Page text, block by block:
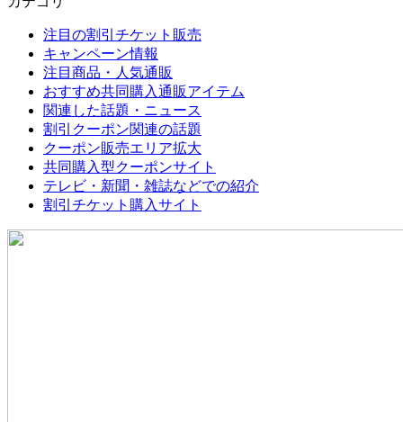
注目の割引チケット販売
キャンペーン情報
注目商品・人気通販
おすすめ共同購入通販アイテム
関連した話題・ニュース
割引クーポン関連の話題
クーポン販売エリア拡大
共同購入型クーポンサイト
テレビ・新聞・雑誌などでの紹介
割引チケット購入サイト